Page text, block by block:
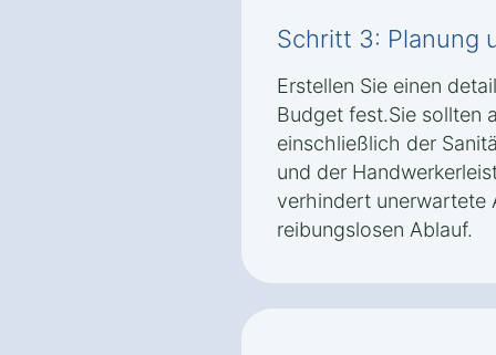
Schritt 3: Planung
Erstellen Sie einen
Budget fest.Sie sollten
einschließlich der
und der
verhindert unerwartete
reibungslosen Ablauf.